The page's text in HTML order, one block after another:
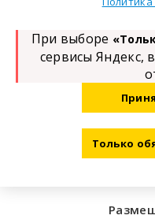
При выборе
сервисы Яндекс,
Только